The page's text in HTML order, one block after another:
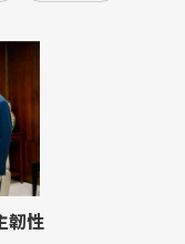
韌性